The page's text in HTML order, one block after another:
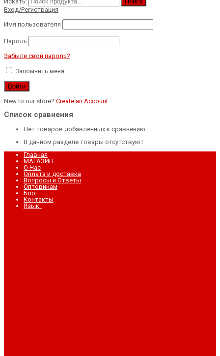
Вход/Регистрация
Имя пользователя
Пароль
Забыли свой пароль?
Запомнить меня
New to our store? Create an Account
Список сравнения
Нет товаров добавленных к сравнению
В данном разделе товары отсутствуют
Главная
МАГАЗИН
О Нас
Оплата и доставка
Вопросы и Ответы
Оптовикам
Блог
Контакты
Язык: